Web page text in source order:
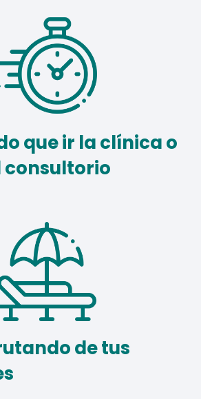
que ir la clínica o
consultorio
de tus